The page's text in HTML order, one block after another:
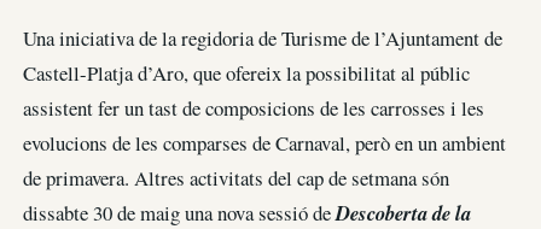
Una iniciativa de la regidoria de Turisme de l’Ajuntament de
Castell-Platja d’Aro, que ofereix la possibilitat al públic
assistent fer un tast de composicions de les carrosses i les
evolucions de les comparses de Carnaval, però en un ambient
de primavera. Altres activitats del cap de setmana són
dissabte 30 de maig una nova sessió deDescoberta de la